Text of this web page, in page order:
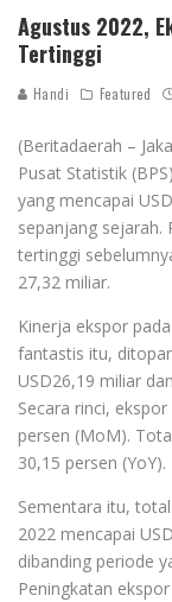
Agustus 2022,
Tertinggi
Handi Featured
(Beritadaerah –
Pusat Statistik
yang mencapai
sepanjang sejarah.
tertinggi
27,32 miliar.
Kinerja ekspor
fantastis itu,
USD26,19 miliar
Secara rinci,
persen (MoM).
30,15 persen (YoY).
Sementara itu,
2022 mencapai
dibanding periode
Peningkatan